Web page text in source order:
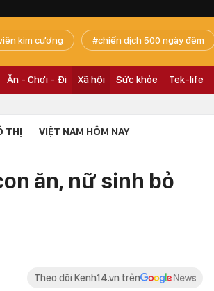
kim cương chiến dịch 500 ngày đêm
Ăn - Chơi - Đi Xã hội Sức khỏe Tek-life
THỊ VIỆT NAM HÔM NAY
ăn, nữ sinh bỏ
Theo dõi Kenh14.vn trên